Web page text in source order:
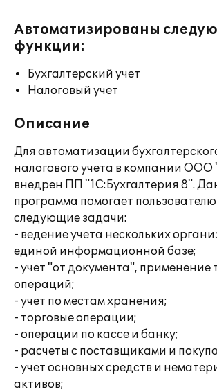
Автоматизированы
функции:
Бухгалтерский учет
Налоговый учет
Описание
Для автоматизации
налогового учета в компании
внедрен ПП "1С:Бухгалтерия 8".
программа помогает
следующие задачи:
- ведение учета нескольких
единой информационной базе;
- учет "от документа", применение
операций;
- учет по местам хранения;
- торговые операции;
- операции по кассе и банку;
- расчеты с поставщиками и
- учет основных средств и
активов;